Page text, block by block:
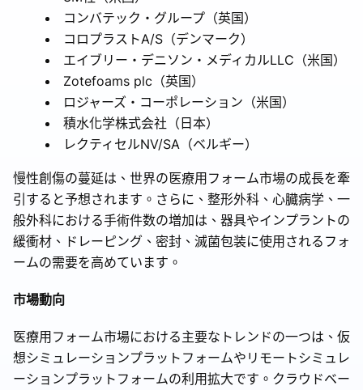
コンバテック・グループ（英国）
コロプラストA/S（デンマーク）
エイブリー・デニソン・メディカルLLC（米国）
Zotefoams plc（英国）
ロジャーズ・コーポレーション（米国）
積水化学株式会社（日本）
レクティセルNV/SA（ベルギー）
慢性創傷の蔓延は、世界の医療用フォーム市場の成長を牽
引すると予想されます。さらに、整形外科、心臓病学、一
般外科における手術件数の増加は、器具やインプラントの
緩衝材、ドレーピング、密封、滅菌包装に使用されるフォ
ームの需要を高めています。
市場動向
医療用フォーム市場における主要なトレンドの一つは、仮
想シミュレーションプラットフォームやリモートシミュレ
ーションプラットフォームの利用拡大です。クラウドベー